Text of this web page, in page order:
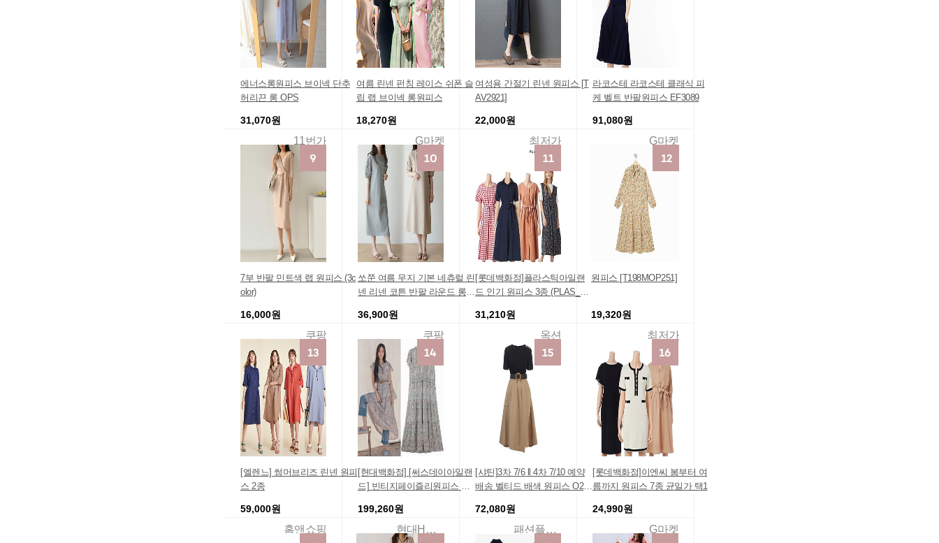
에너스롱원피스 브이넥 단추
허리끈 롱 OPS
31,070원
11번가
여름 린넨 펀칭 레이스 쉬폰 슬
립 랩 브이넥 롱원피스
18,270원
G마켓
여성용 간절기 린넨 원피스 [T
AV2921]
22,000원
최저가
라코스테 라코스테 클래식 피
케 벨트 반팔원피스 EF3089
91,080원
G마켓
7부 반팔 민트색 랩 원피스 (3c
olor)
16,000원
쿠팡
쏘쭌 여름 무지 기본 네츄럴 린
넨 리넨 코튼 반팔 라운드 롱
36,900원
쿠팡
[롯데백화점]플라스틱아일랜
드 인기 원피스 3종 (PLAS_05
31,210원
옥션
원피스 [T198MOP251]
19,320원
최저가
[엘렌느] 썸머브리즈 린넨 원피
스 2종
59,000원
홈앤쇼핑
[현대백화점] [써스데이아일랜
드] 빈티지페이즐리원피스 HJ
199,260원
현대Hmall
[샤틴]3차 7/6 ll 4차 7/10 예약
배송 벨티드 배색 원피스 O201
72,080원
패션플러스
[롯데백화점]이엔씨 봄부터 여
름까지 원피스 7종 균일가 택1
24,990원
G마켓